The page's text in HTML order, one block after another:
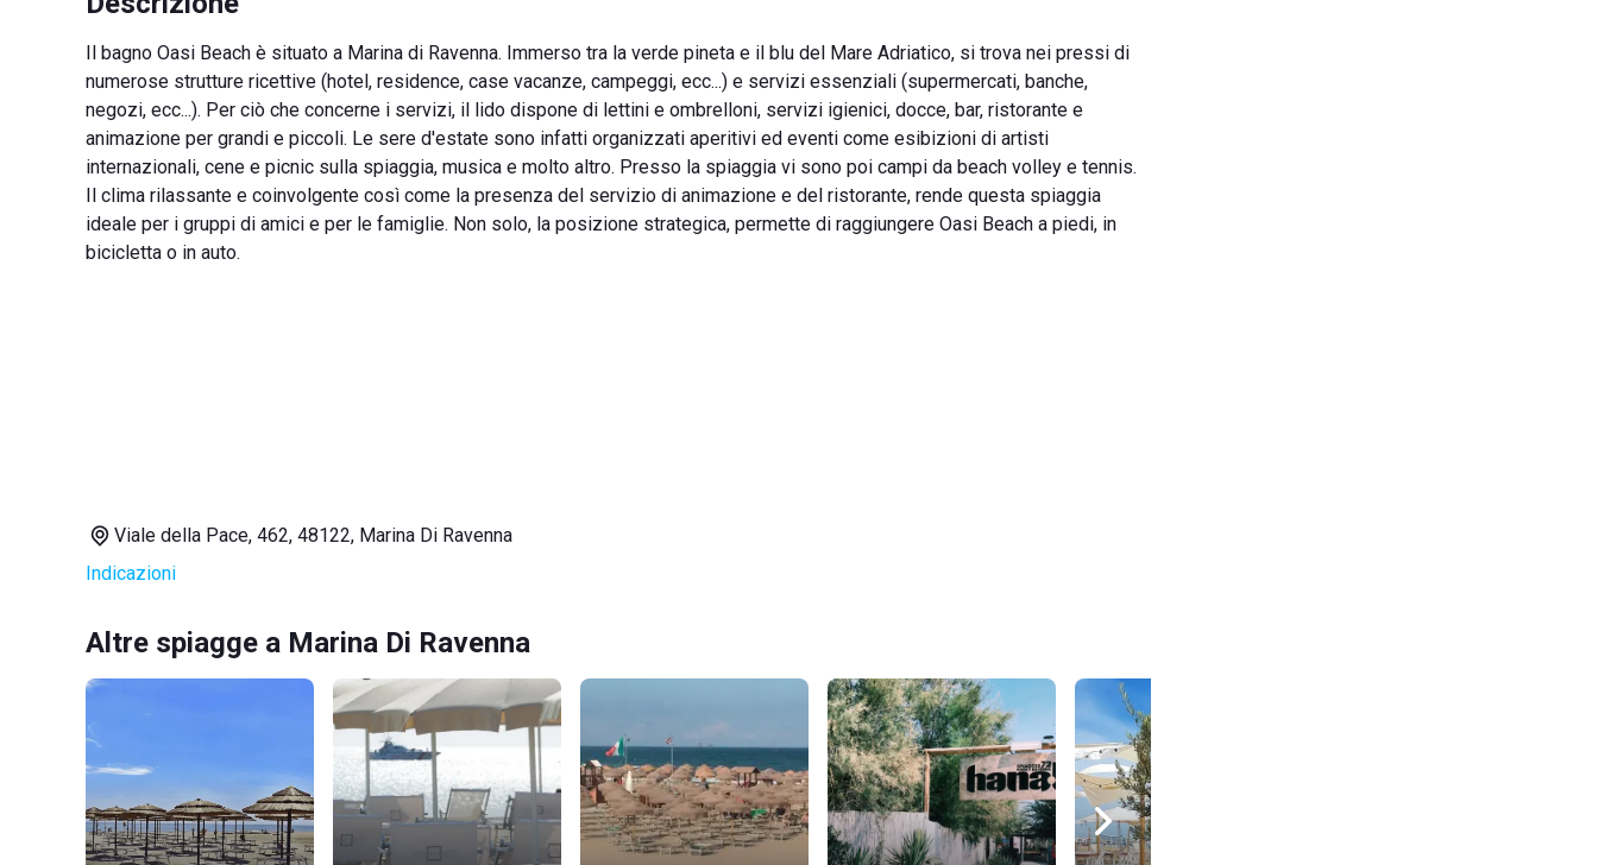
Il bagno Oasi Beach è situato a Marina di Ravenna. Immerso tra la verde pineta e il blu del Mare Adriatico, si trova nei pressi di
numerose strutture ricettive (hotel, residence, case vacanze, campeggi, ecc...) e servizi essenziali (supermercati, banche,
negozi, ecc...). Per ciò che concerne i servizi, il lido dispone di lettini e ombrelloni, servizi igienici, docce, bar, ristorante e
animazione per grandi e piccoli. Le sere d'estate sono infatti organizzati aperitivi ed eventi come esibizioni di artisti
internazionali, cene e picnic sulla spiaggia, musica e molto altro. Presso la spiaggia vi sono poi campi da beach volley e tennis.
Il clima rilassante e coinvolgente così come la presenza del servizio di animazione e del ristorante, rende questa spiaggia
ideale per i gruppi di amici e per le famiglie. Non solo, la posizione strategica, permette di raggiungere Oasi Beach a piedi, in
bicicletta o in auto.
Viale della Pace, 462, 48122, Marina Di Ravenna
Indicazioni
Altre spiagge a Marina Di Ravenna